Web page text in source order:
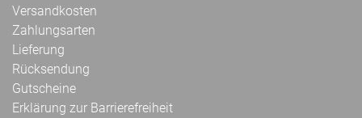
Versandkosten
Zahlungsarten
Lieferung
Rücksendung
Gutscheine
Erklärung zur Barrierefreiheit